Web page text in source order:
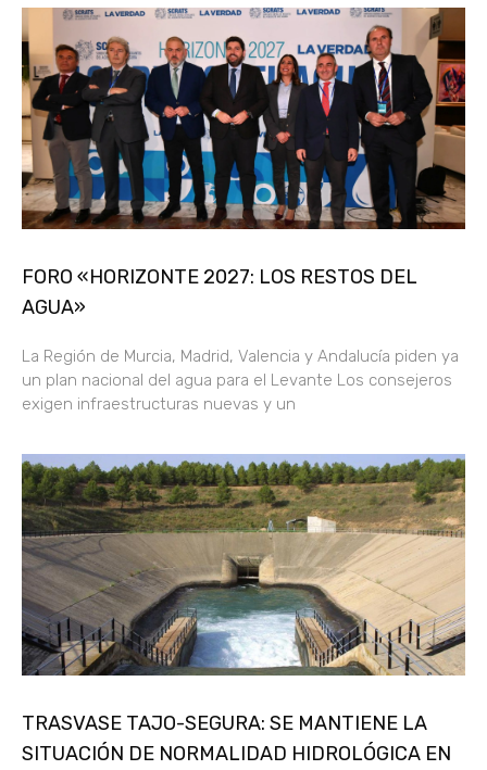
FORO «HORIZONTE 2027: LOS RESTOS DEL
AGUA»
La Región de Murcia, Madrid, Valencia y Andalucía piden ya
un plan nacional del agua para el Levante Los consejeros
exigen infraestructuras nuevas y un
TRASVASE TAJO-SEGURA: SE MANTIENE LA
SITUACIÓN DE NORMALIDAD HIDROLÓGICA EN